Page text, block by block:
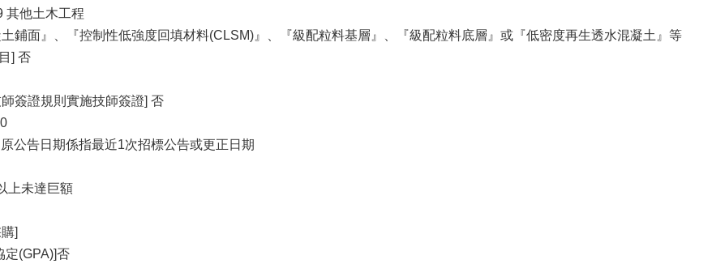
其他土木工程
鋪面』、『控制性低強度回填材料(CLSM)』、『級配粒料基層』、『級配粒料底層』或『低密度再生透水混凝土』等
] 否
簽證規則實施技師簽證] 否
公告日期係指最近1次招標公告或更正日期
上未達巨額
]
定(GPA)]否